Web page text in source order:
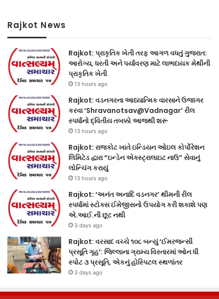
Rajkot News
Rajkot: પ્રાકૃતિક ખેતી તરફ આગળ વધતું ગુજરાત:
આરોગ્ય, ધરતી અને પર્યાવરણ માટે લાભદાયક મેથીની
પ્રાકૃતિક ખેતી
13 hours ago
Rajkot: વડનગરના આધ્યાત્મિક વારસાને ઉજાગર
કરવા ‘Shravanotsav@Vadnagar’ રીલ
સ્પર્ધાનો દ્વિતીય તબક્કો આજથી શરૂ
13 hours ago
Rajkot: રાજકોટ ખાતે ઇન્ડિયન ઓઇલ કોર્પોરેશન
લિમિટેડ દ્વારા “ઇન્ડેન એક્સ્ટ્રાલાઇટ નાઉ” સેવાનું
લોન્ચિંગ કરાયું
13 hours ago
Rajkot: ‘અનંત અનાદિ વડનગર’ થીમની રીલ
સ્પર્ધામાં સ્ટોક્સ ઈમેજીસનો ઉપયોગ કરી શકાશે પણ
એ.આઈ.ની છૂટ નથી
3 days ago
Rajkot: વરસાદ વચ્ચે ૧૦૮ બન્યું ‘ઈમરજન્સી
પ્રસૂતિ ગૃહ’: જિલ્લાના ગ્રામ્ય વિસ્તારમાં ઓન ધી
સ્પોટ ૩ પ્રસૂતિ, એકનું હોસ્પિટલ સ્થળાંતર
3 days ago